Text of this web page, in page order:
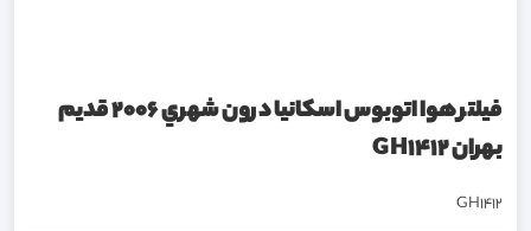
فيلتر هوا اتوبوس اسکانيا درون شهري 2006 قديم
بهران GH1412
GH1412